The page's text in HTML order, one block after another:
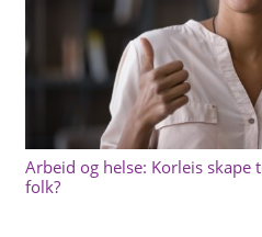
Arbeid og helse: Korleis
folk?